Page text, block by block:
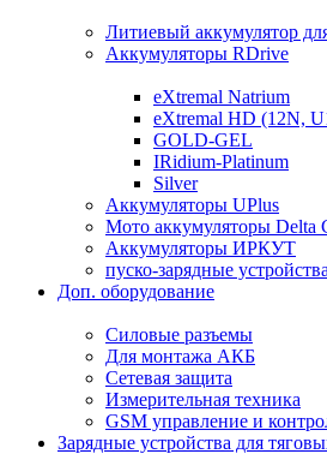
Литиевый аккумулятор
Аккумуляторы RDrive
eXtremal Natrium
eXtremal HD (12N,
GOLD-GEL
IRidium-Platinum
Silver
Аккумуляторы UPlus
Мото аккумуляторы Delta
Аккумуляторы ИРКУТ
пуско-зарядные
Доп. оборудование
Силовые разъемы
Для монтажа АКБ
Сетевая защита
Измерительная техника
GSM управление и
Зарядные устройства для